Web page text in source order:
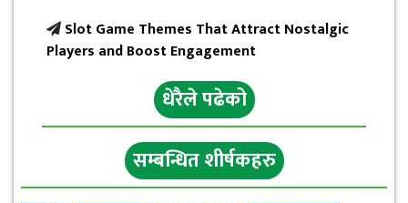
Slot Game Themes That Attract Nostalgic
Players and Boost Engagement
धेरैले पढेको
सम्बन्धित शीर्षकहरु
छत्रेश्वरीलाई हराउँदै त्रिबेणी २१ रनले विजयी